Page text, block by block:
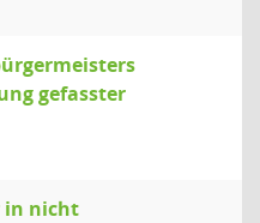
gefasster
in nicht